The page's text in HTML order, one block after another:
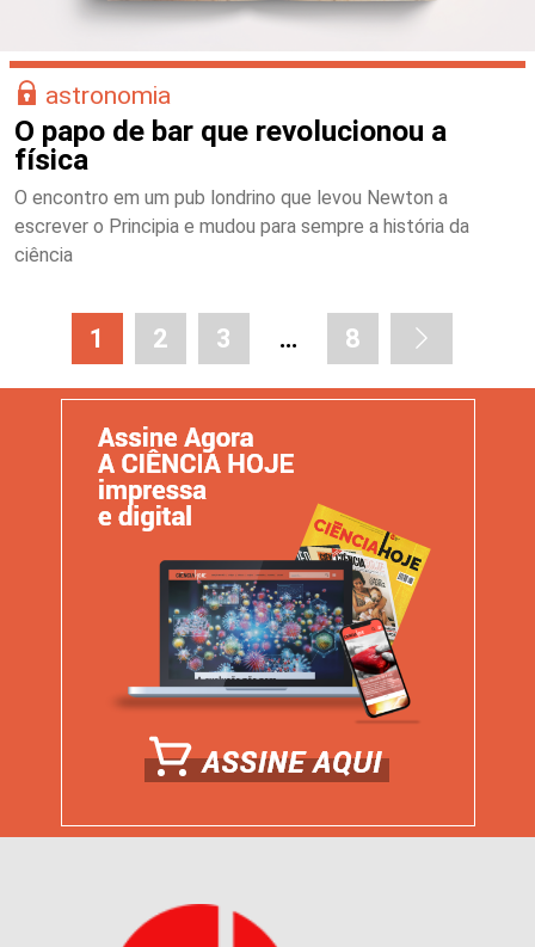
astronomia
O papo de bar que revolucionou a
física
O encontro em um pub londrino que levou Newton a
escrever o Principia e mudou para sempre a história da
ciência
1 2 3 … 8